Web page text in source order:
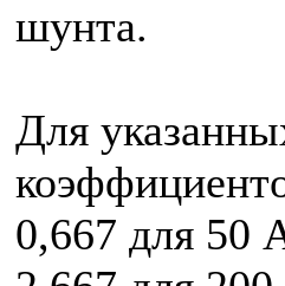
шунта.
Для
0,667 для 50